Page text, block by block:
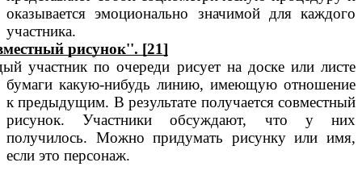
оказывается эмоционально значимой для каждого
участника.
рисунок''. [21]
участник по очереди рисует на доске или листе
бумаги какую-нибудь линию, имеющую отношение
к предыдущим. В результате получается совместный
рисунок. Участники обсуждают, что у них
получилось. Можно придумать рисунку или имя,
если это персонаж.